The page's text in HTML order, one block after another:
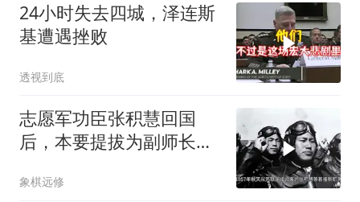
24小时失去四城，泽连斯
基遭遇挫败
透视到底
志愿军功臣张积慧回国
后，本要提拔为副师长，
象棋远修